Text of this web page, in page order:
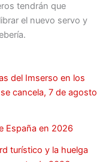
tendrán que
el nuevo servo y
del Imserso en los
cancela, 7 de agosto
España en 2026
turístico y la huelga